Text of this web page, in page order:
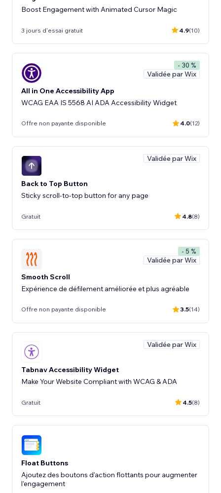
Boost Engagement with Animated Cursor Magic
3 jours d'essai gratuit 4.9(10)
- 30 %
Validée par Wix
All in One Accessibility App
WCAG EAA IS 5568 AI ADA Accessibility Widget
Offre non payante disponible 4.0(12)
Validée par Wix
Back to Top Button
Sticky scroll-to-top button for any page
Gratuit 4.8(8)
- 5 %
Validée par Wix
Smooth Scroll
Expérience de défilement améliorée et plus agréable
Offre non payante disponible 3.5(14)
Validée par Wix
Tabnav Accessibility Widget
Make Your Website Compliant with WCAG & ADA
Gratuit 4.5(8)
Float Buttons
Ajoutez des boutons d'action flottants pour augmenter
l'engagement